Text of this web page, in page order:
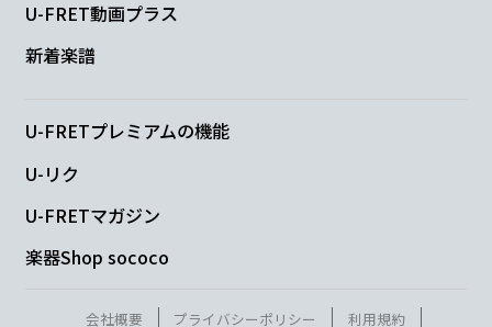
I'm just a jealous
G Em
D7
U-FRET動画プラス
新着楽譜
U-FRETプレミアムの機能
U-リク
U-FRETマガジン
楽器Shop sococo
会社概要 プライバシーポリシー 利用規約